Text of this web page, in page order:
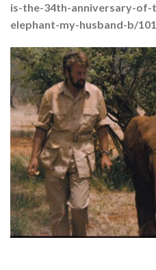
is-the-34th-anniversary-
elephant-my-husband-b/